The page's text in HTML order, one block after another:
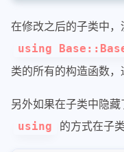
在修改之后的子类中
using
类的所有的构造函数，
另外如果在子类中隐
using 的方式在子